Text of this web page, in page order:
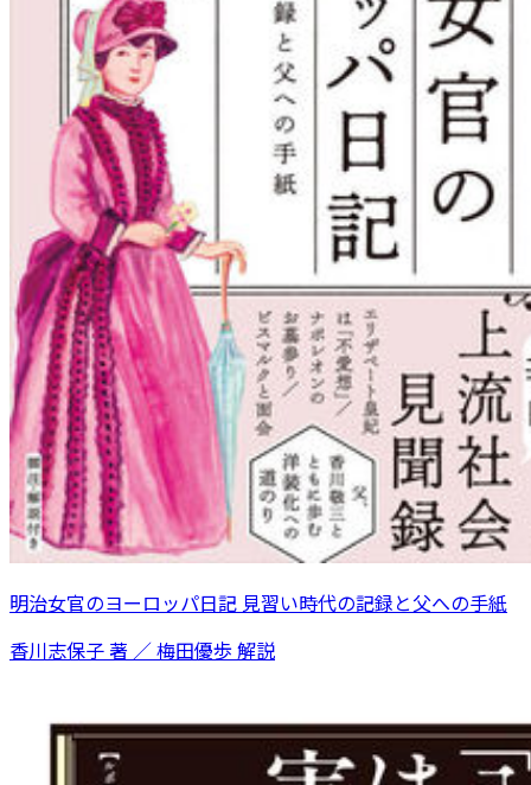
明治女官のヨーロッパ日記 見習い時代の記録と父への手紙
香川志保子 著 ／ 梅田優歩 解説